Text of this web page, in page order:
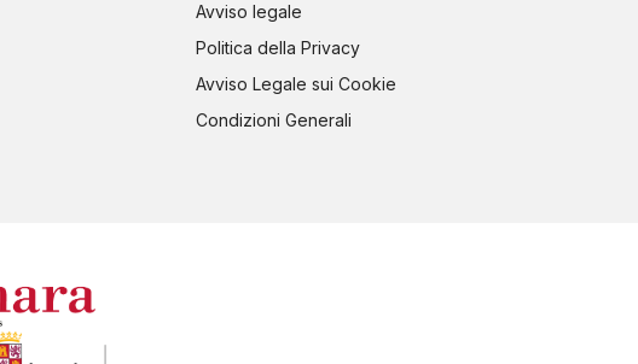
Avviso legale
Politica della Privacy
Avviso Legale sui Cookie
Condizioni Generali